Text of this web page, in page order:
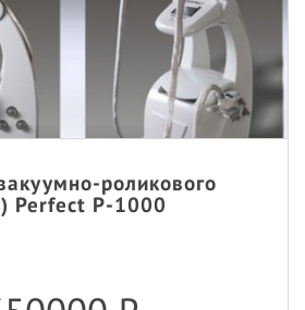
роликового
Perfect P-1000